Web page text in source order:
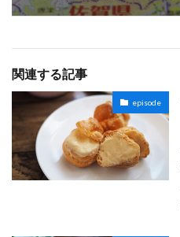
関連する記事
episode